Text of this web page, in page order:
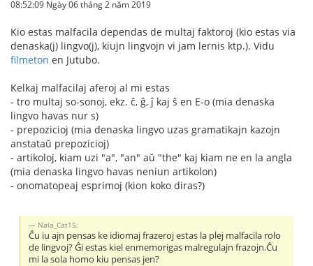
08:52:09 Ngày 06 tháng 2 năm 2019
Kio estas malfacila dependas de multaj faktoroj (kio estas via
denaska(j) lingvo(j), kiujn lingvojn vi jam lernis ktp.). Vidu
filmeton en Jutubo.
Kelkaj malfacilaj aferoj al mi estas
- tro multaj so-sonoj, ekz. ĉ, ĝ, ĵ kaj ŝ en E-o (mia denaska
lingvo havas nur s)
- prepozicioj (mia denaska lingvo uzas gramatikajn kazojn
anstataŭ prepozicioj)
- artikoloj, kiam uzi "a", "an" aŭ "the" kaj kiam ne en la angla
(mia denaska lingvo havas neniun artikolon)
- onomatopeaj esprimoj (kion koko diras?)
Nala_Cat15:
Ĉu iu ajn pensas ke idiomaj frazeroj estas la plej malfacila rolo
de lingvoj? Ĝi estas kiel enmemorigas malregulajn frazojn.Ĉu
mi la sola homo kiu pensas jen?